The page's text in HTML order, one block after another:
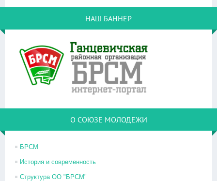
НАШ БАННЕР
О СОЮЗЕ МОЛОДЕЖИ
БРСМ
История и современность
Структура ОО "БРСМ"